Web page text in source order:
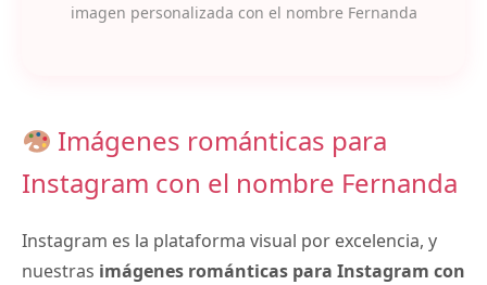
imagen personalizada con el nombre Fernanda
Imágenes románticas para
Instagram con el nombre Fernanda
Instagram es la plataforma visual por excelencia, y
nuestras imágenes románticas para Instagram con